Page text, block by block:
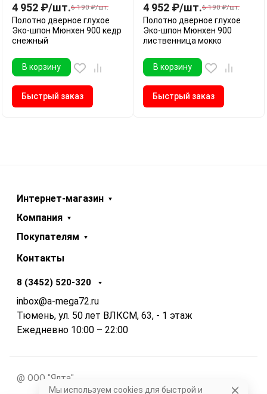
4 952 ₽/шт.6 190 ₽/шт.
Полотно дверное глухое
Эко-шпон Мюнхен 900 кедр
снежный
В корзину
Быстрый заказ
4 952 ₽/шт.6 190 ₽/шт.
Полотно дверное глухое
Эко-шпон Мюнхен 900
лиственница мокко
В корзину
Быстрый заказ
Интернет-магазин
Компания
Покупателям
Контакты
8 (3452) 520-320
inbox@a-mega72.ru
Тюмень, ул. 50 лет ВЛКСМ, 63, - 1 этаж
Ежедневно 10:00 – 22:00
@ ООО "Ялта"
Мы используем cookies для быстрой и